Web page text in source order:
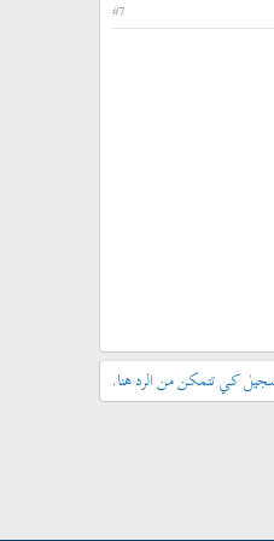
#7
كي تتمكن من الرد هنا.